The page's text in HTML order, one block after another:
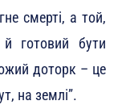
смерті, а той,
готовий бути
доторк – це
на землі”.